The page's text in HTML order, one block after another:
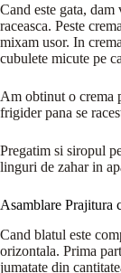
Cand este gata, dam
raceasca. Peste
mixam usor. In
cubulete micute pe
Am obtinut o crema
frigider pana se
Pregatim si siropul
linguri de zahar in
Asamblare Prajitura
Cand blatul este
orizontala. Prima
jumatate din